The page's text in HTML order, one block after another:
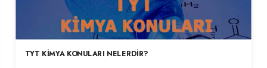
TYT KIMYA KONULARI NELERDIR?